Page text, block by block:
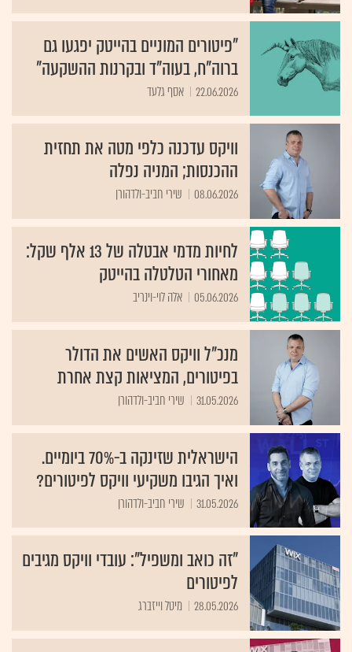
"פיטורים המוניים בהייטק יפגעו גם
ברוה"ח, בעוה"ד ובקרנות ההשקעה"
22.06.2026 אסף גלעד
וויקס עדכנה כלפי מטה את תחזית
ההכנסות; המניה נפלה
08.06.2026 שירי חביב-ולדהורן
לחיות מדמי אבטלה של 13 אלף שקל:
מאחורי הטלטלה בהייטק
05.06.2026 אלה לוי-וינריב
מנכ"ל וויקס האשים את הדולר
בפיטורים, המציאות קצת אחרת
31.05.2026 שירי חביב-ולדהורן
הישראלית שזינקה ב-70% ביומיים.
ואיך הגיבו משקיעי וויקס לפיטורים?
31.05.2026 שירי חביב-ולדהורן
"זה כואב ומשפיל": עובדי וויקס מגיבים
לפיטורים
28.05.2026 מיטל וייזברג